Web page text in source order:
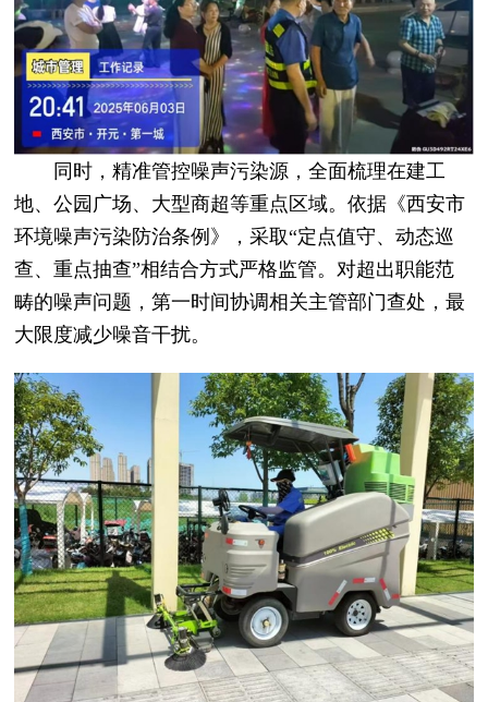
同时，精准管控噪声污染源，全面梳理在建工
地、公园广场、大型商超等重点区域。依据《西安市
环境噪声污染防治条例》，采取“定点值守、动态巡
查、重点抽查”相结合方式严格监管。对超出职能范
畴的噪声问题，第一时间协调相关主管部门查处，最
大限度减少噪音干扰。